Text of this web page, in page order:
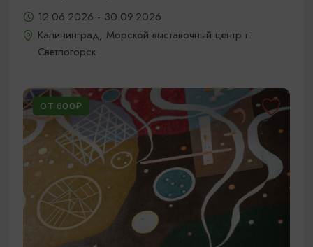
12.06.2026 - 30.09.2026
Калининград, Морской выставочный центр г.
Светлогорск
ОТ 600₽